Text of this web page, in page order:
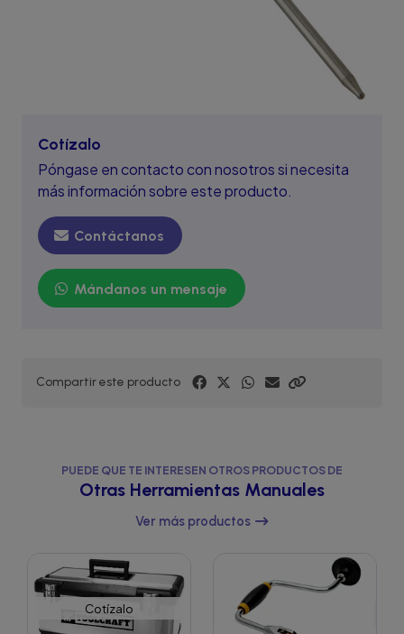
Cotízalo
Póngase en contacto con nosotros si necesita
más información sobre este producto.
Contáctanos
Mándanos un mensaje
Compartir este producto
PUEDE QUE TE INTERESEN OTROS PRODUCTOS DE
Otras Herramientas Manuales
Ver más productos
Cotízalo